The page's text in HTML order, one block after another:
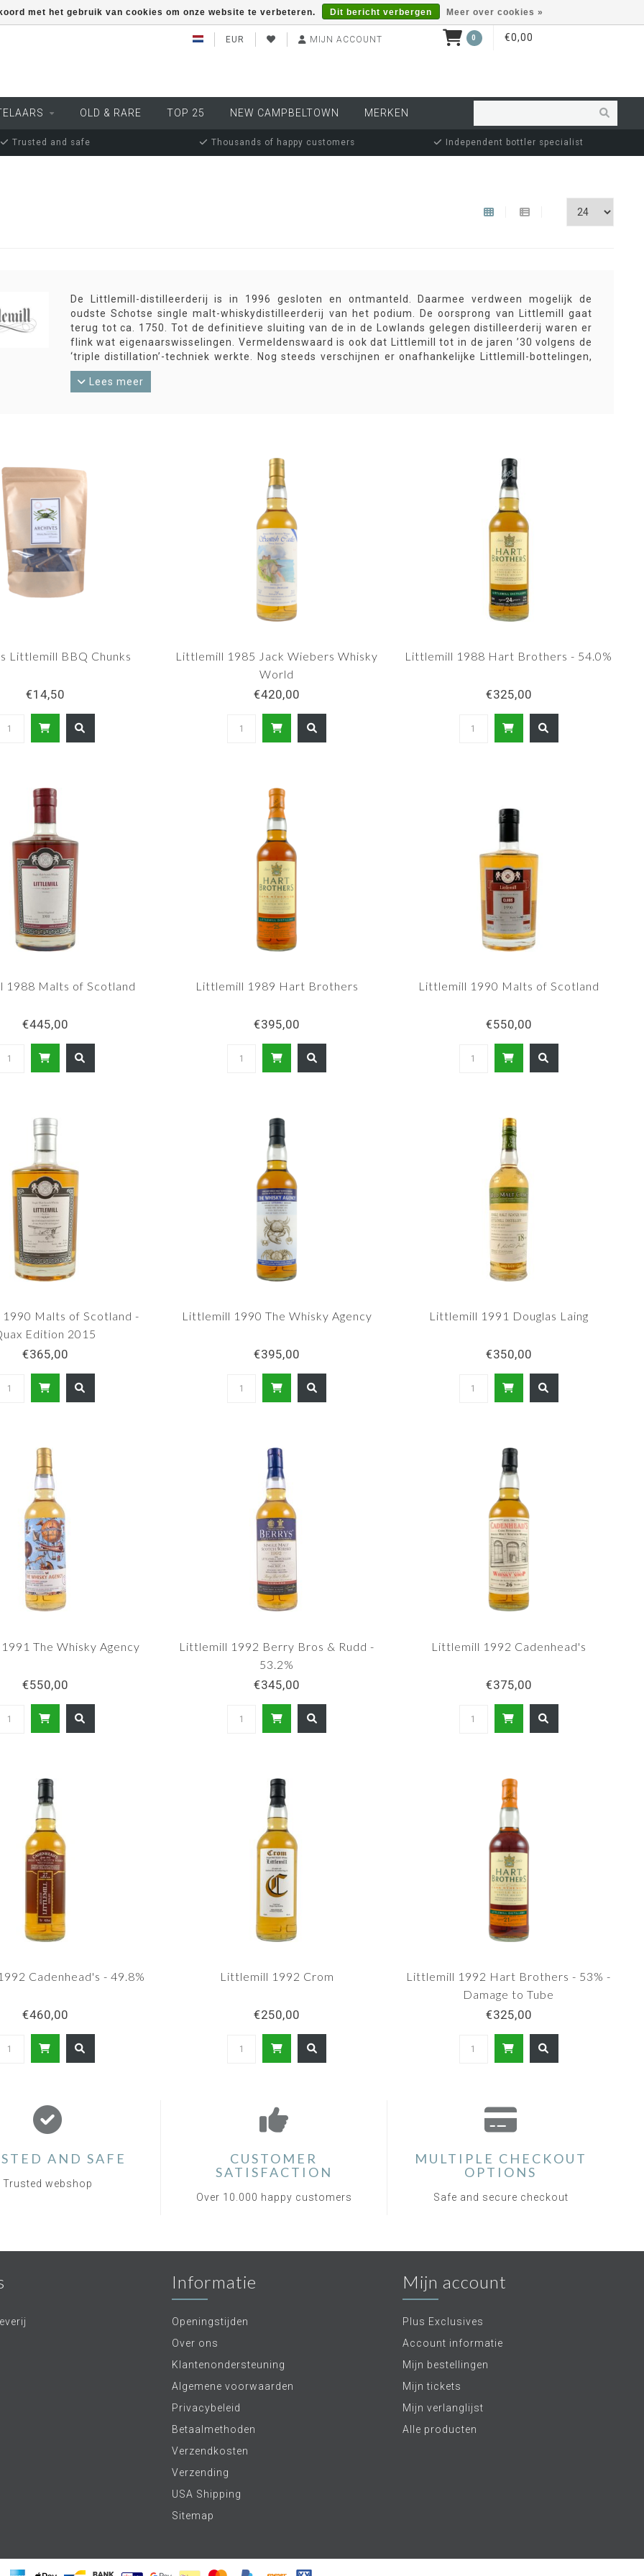
EUR MIJN ACCOUNT 0 €0,00
OLD & RARE TOP 25 NEW CAMPBELTOWN MERKEN
Trusted and safe Thousands of happy customers Independent bottler specialist
De Littlemill-distilleerderij is in 1996 gesloten en ontmanteld. Daarmee verdween mogelijk de
oudste Schotse single malt-whiskydistilleerderij van het podium. De oorsprong van Littlemill gaat
terug tot ca. 1750. Tot de definitieve sluiting van de in de Lowlands gelegen distilleerderij waren er
flink wat eigenaarswisselingen. Vermeldenswaard is ook dat Littlemill tot in de jaren ’30 volgens de
‘triple distillation’-techniek werkte. Nog steeds verschijnen er onafhankelijke Littlemill-bottelingen,
maar het worden er wel steeds minder.
Lees meer
Littlemill BBQ Chunks
€14,50
Littlemill 1985 Jack Wiebers Whisky
World
€420,00
Littlemill 1988 Hart Brothers - 54.0%
€325,00
1988 Malts of Scotland
€445,00
Littlemill 1989 Hart Brothers
€395,00
Littlemill 1990 Malts of Scotland
€550,00
Malts of Scotland -
Edition 2015
€365,00
Littlemill 1990 The Whisky Agency
€395,00
Littlemill 1991 Douglas Laing
€350,00
The Whisky Agency
€550,00
Littlemill 1992 Berry Bros & Rudd -
53.2%
€345,00
Littlemill 1992 Cadenhead's
€375,00
Cadenhead's - 49.8%
€460,00
Littlemill 1992 Crom
€250,00
Littlemill 1992 Hart Brothers - 53% -
Damage to Tube
€325,00
met het gebruik van cookies om onze website te verbeteren. Dit bericht verbergen Meer over cookies »
AND SAFE
Trusted webshop
CUSTOMER
SATISFACTION
Over 10.000 happy customers
MULTIPLE CHECKOUT
OPTIONS
Safe and secure checkout
Informatie
Openingstijden
Over ons
Klantenondersteuning
Algemene voorwaarden
Privacybeleid
Betaalmethoden
Verzendkosten
Verzending
USA Shipping
Sitemap
Mijn account
Plus Exclusives
Account informatie
Mijn bestellingen
Mijn tickets
Mijn verlanglijst
Alle producten